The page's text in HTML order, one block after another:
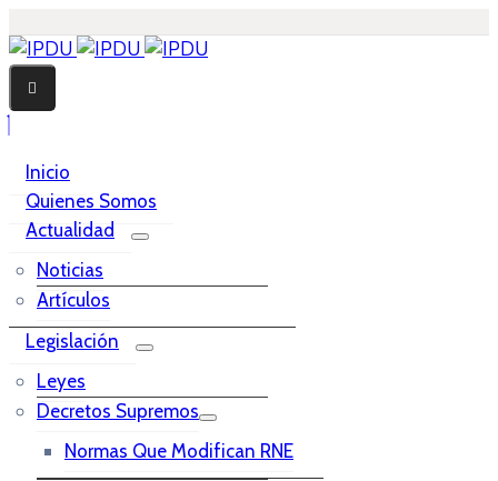
Inicio
Quienes Somos
Actualidad
Noticias
Artículos
Legislación
Leyes
Decretos Supremos
Normas Que Modifican RNE